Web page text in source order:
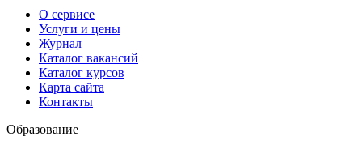
О сервисе
Услуги и цены
Журнал
Каталог вакансий
Каталог курсов
Карта сайта
Контакты
Образование